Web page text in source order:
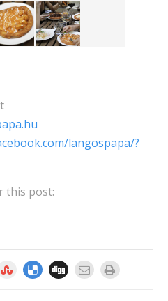
langospapa/?
this post: